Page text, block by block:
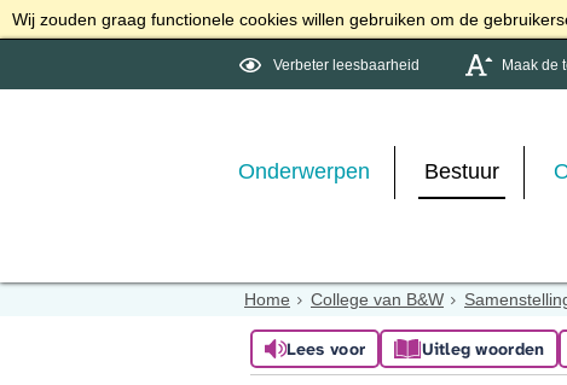
Wij zouden graag functionele cookies willen gebruiken om de
Verbeter leesbaarheid Maak de
Onderwerpen Bestuur
Home College van B&W
Lees voor Uitleg woorden